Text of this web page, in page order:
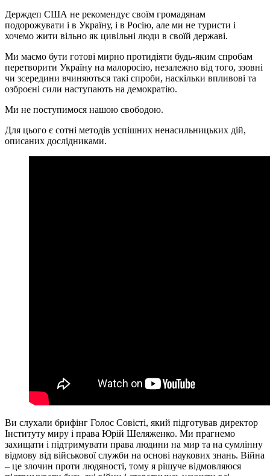
Держдеп США не рекомендує своїм громадянам
подорожувати і в Україну, і в Росію, але ми не туристи і
хочемо жити вільно як цивільні люди в своїй державі.
Ми маємо бути готові мирно протидіяти будь-яким спробам
перетворити Україну на малоросію, незалежно від того, ззовні
чи зсередини вчиняються такі спроби, наскільки впливові та
озброєні сили наступають на демократію.
Ми не поступимося нашою свободою.
Для цього є сотні методів успішних ненасильницьких дій,
описаних дослідниками.
Ви слухали брифінг Голос Совісті, який підготував директор
Інституту миру і права Юрій Шеляженко. Ми прагнемо
захищати і підтримувати права людини на мир та на сумлінну
відмову від військової служби на основі наукових знань. Війна
– це злочин проти людяності, тому я рішуче відмовляюся